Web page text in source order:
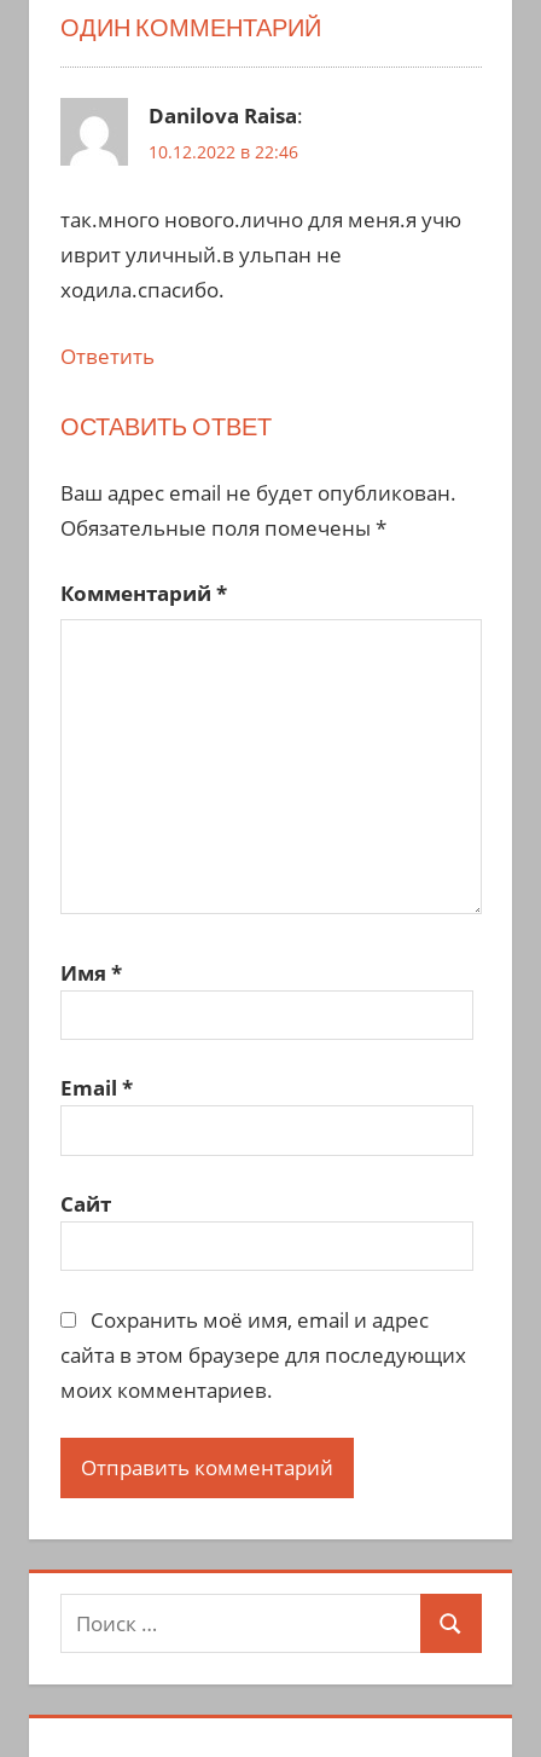
ОДИН КОММЕНТАРИЙ
Danilovа Raisa:
10.12.2022 в 22:46
так.много нового.лично для меня.я учю
иврит уличный.в ульпан не
ходила.спасибо.
Ответить
ОСТАВИТЬ ОТВЕТ
Ваш адрес email не будет опубликован.
Обязательные поля помечены *
Комментарий *
Имя *
Email *
Сайт
Сохранить моё имя, email и адрес
сайта в этом браузере для последующих
моих комментариев.
Поиск
для:
Поиск